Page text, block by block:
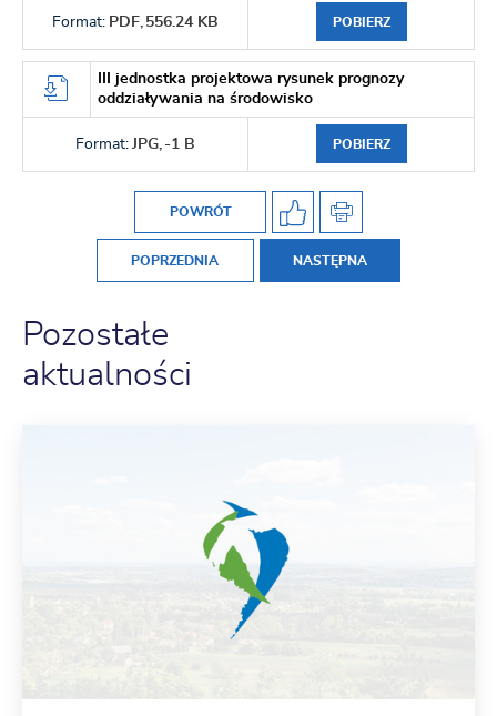
Format: PDF, 556.24 KB POBIERZ
III jednostka projektowa rysunek prognozy
oddziaływania na środowisko
Format: JPG, -1 B POBIERZ
POWRÓT
POPRZEDNIA NASTĘPNA
Pozostałe
aktualności